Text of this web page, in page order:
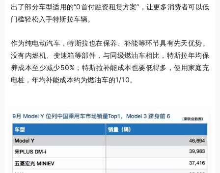
出了部分车型适用的“0首付融资租赁方案”，让更多消费者可以低
门槛轻松入手特斯拉车辆。
作为纯电动汽车，特斯拉也在保养、补能等环节具有先天优势。
没有内燃机、变速箱等部件，与同级燃油车相比，特斯拉年均保
养成本至少减少50%；特斯拉补能成本也要低得多，使用家庭充
电桩，年均补能成本约为燃油车的1/10。